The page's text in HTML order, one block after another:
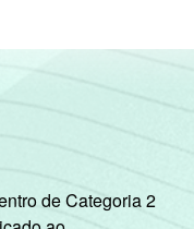
de Categoria 2